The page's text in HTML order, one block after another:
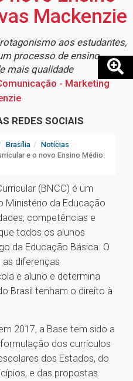
Mackenzie
aos estudantes,
processo de ensino-
mais qualidade
- Marketing
REDES SOCIAIS
Brasília
Notícias
e o novo Ensino Médio:
(BNCC) é um
Ministério da Educação
competências e
todos os alunos
da Educação Básica. O
diferenças
e aluno e determina
Brasil tenham o direito à
2017, a Base tem sido a
dos currículos
dos Estados, do
e das propostas